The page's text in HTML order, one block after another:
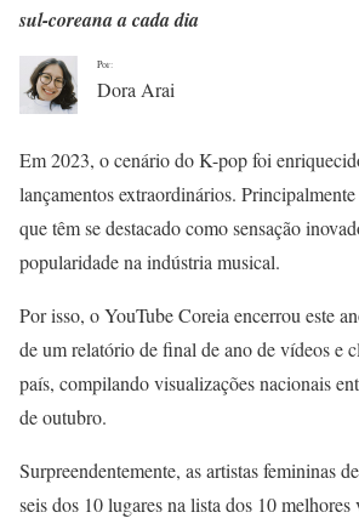
sul-coreana a cada dia
Por:
Dora Arai
Em 2023, o cenário do K-pop foi
lançamentos extraordinários.
que têm se destacado como sensação
popularidade na indústria musical.
Por isso, o YouTube Coreia encerrou este
de um relatório de final de ano de vídeos e
país, compilando visualizações nacionais
de outubro.
Surpreendentemente, as artistas femininas
seis dos 10 lugares na lista dos 10